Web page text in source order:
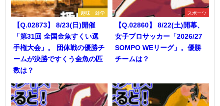
趣味・雑学
【Q.02873】 8/23(日)開催
「第31回 全国金魚すくい選
手権大会」。 団体戦の優勝チ
ームが決勝ですくう金魚の匹
数は？
スポーツ
【Q.02860】 8/22(土)開幕、
女子プロサッカー「2026/27
SOMPO WEリーグ」。優勝
チームは？